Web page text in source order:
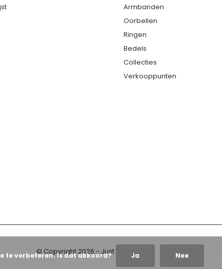
Armbanden
Oorbellen
Ringen
Bedels
Collecties
Verkooppunten
© Copyright 2026 - Just Franky
te verbeteren. Is dat akkoord? Ja Nee